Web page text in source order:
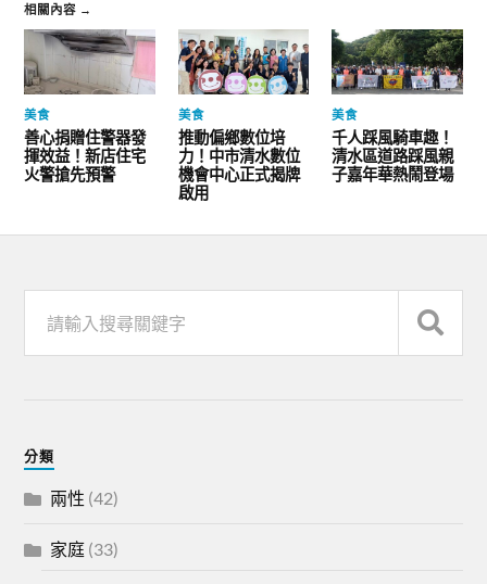
相關內容 →
美食
善心捐贈住警器發
揮效益！新店住宅
火警搶先預警
美食
推動偏鄉數位培
力！中市清水數位
機會中心正式揭牌
啟用
美食
千人踩風騎車趣！
清水區道路踩風親
子嘉年華熱鬧登場
分類
兩性 (42)
家庭 (33)